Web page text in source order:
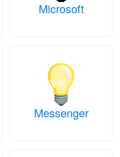
Microsoft
Messenger